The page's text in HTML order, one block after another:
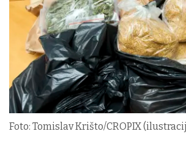
Foto: Tomislav Krišto/CROPIX